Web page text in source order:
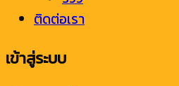
ติดต่อเรา
เข้าสู่ระบบ